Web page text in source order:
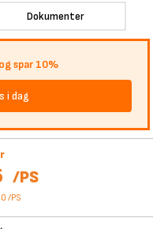
Dokumenter
spar 10%
i dag
/PS
/PS